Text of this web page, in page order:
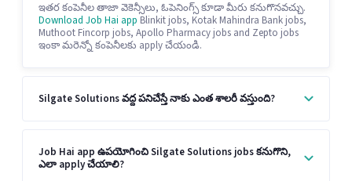
ఇతర కంపెనీల తాజా వెకెన్సీలు, ఓపెనింగ్స్ కూడా మీరు కనుగొనవచ్చు.
Download Job Hai app Blinkit jobs, Kotak Mahindra Bank jobs,
Muthoot Fincorp jobs, Apollo Pharmacy jobs and Zepto jobs
ఇంకా మరెన్నో కంపెనీలకు apply చేయండి.
Silgate Solutions వద్ద పనిచేస్తే నాకు ఎంత శాలరీ వస్తుంది?
Job Hai app ఉపయోగించి Silgate Solutions jobs కనుగొని,
ఎలా apply చేయాలి?